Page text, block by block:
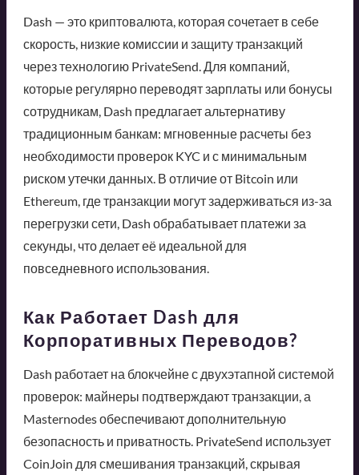
Dash — это криптовалюта, которая сочетает в себе
скорость, низкие комиссии и защиту транзакций
через технологию PrivateSend. Для компаний,
которые регулярно переводят зарплаты или бонусы
сотрудникам, Dash предлагает альтернативу
традиционным банкам: мгновенные расчеты без
необходимости проверок KYC и с минимальным
риском утечки данных. В отличие от Bitcoin или
Ethereum, где транзакции могут задерживаться из-за
перегрузки сети, Dash обрабатывает платежи за
секунды, что делает её идеальной для
повседневного использования.
Как Работает Dash для
Корпоративных Переводов?
Dash работает на блокчейне с двухэтапной системой
проверок: майнеры подтверждают транзакции, а
Masternodes обеспечивают дополнительную
безопасность и приватность. PrivateSend использует
CoinJoin для смешивания транзакций, скрывая